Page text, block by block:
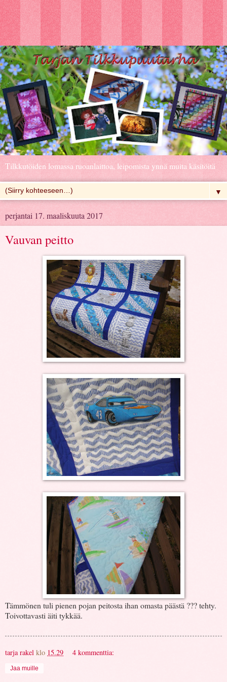
Tilkkutöiden lomassa ruoanlaittoa, leipomista ynnä muita käsitöitä
▼
perjantai 17. maaliskuuta 2017
Vauvan peitto
Tämmönen tuli pienen pojan peitosta ihan omasta päästä ??? tehty.
Toivottavasti äiti tykkää.
tarja rakel klo 15.29 4 kommenttia:
Jaa muille